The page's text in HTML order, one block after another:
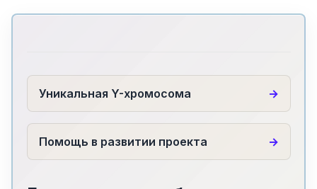
Уникальная Y-хромосома
Помощь в развитии проекта